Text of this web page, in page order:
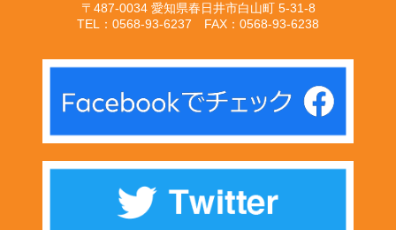
〒487-0034 愛知県春日井市白山町 5-31-8
TEL：0568-93-6237 FAX：0568-93-6238